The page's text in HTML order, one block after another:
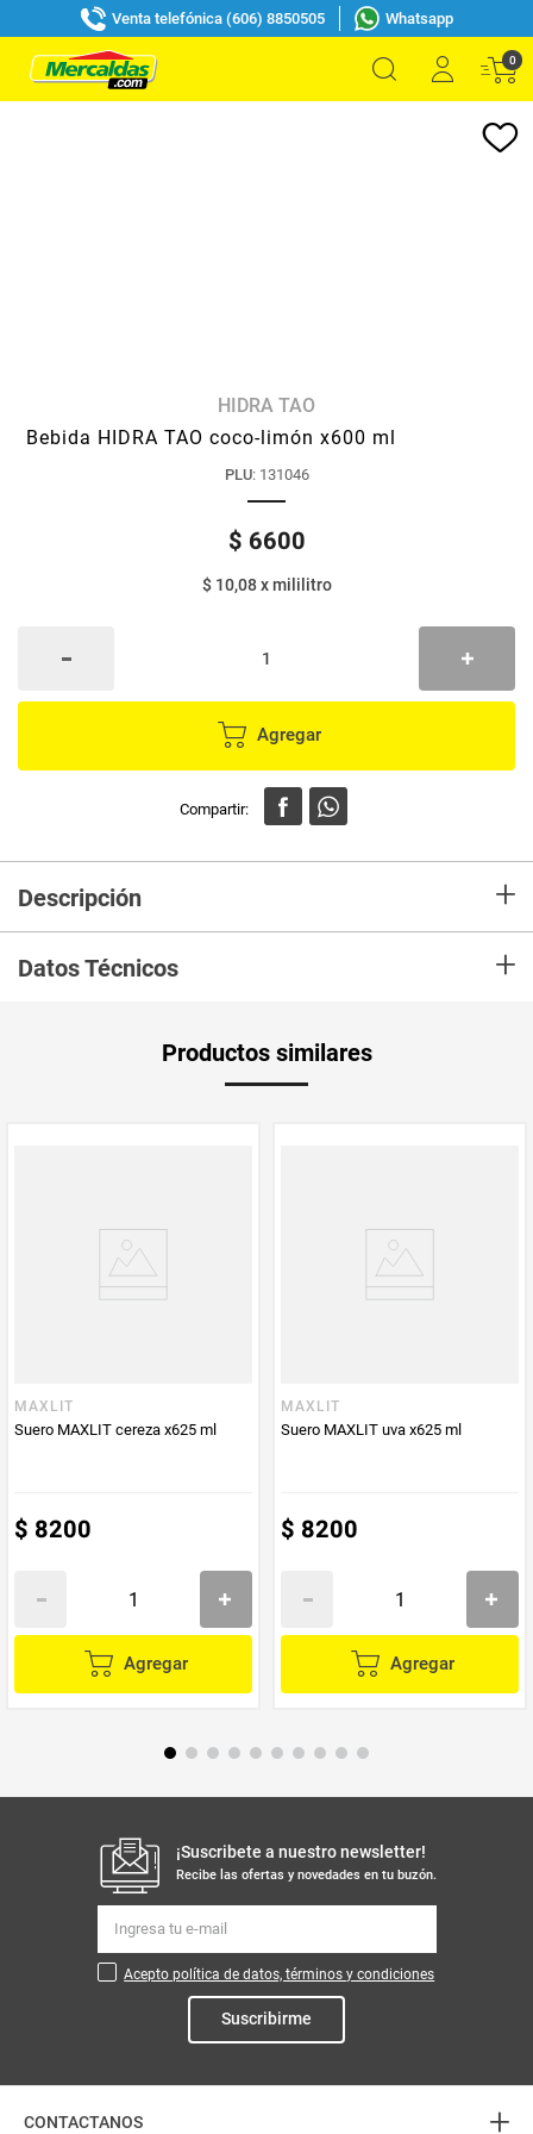
Venta telefónica (606) 8850505 Whatsapp
0
HIDRA TAO
Bebida HIDRA TAO coco-limón x600 ml
PLU: 131046
$ 6600
$ 10,08xmililitro
Agregar
Descripción +
Datos Técnicos +
Productos similares
MAXLIT
Suero MAXLIT cereza x625 ml
$ 8200
Agregar
MAXLIT
Suero MAXLIT uva x625 ml
$ 8200
Agregar
¡Suscribete a nuestro newsletter!
Recibe las ofertas y novedades en tu buzón.
Acepto política de datos, términos y condiciones
Suscribirme
CONTACTANOS +